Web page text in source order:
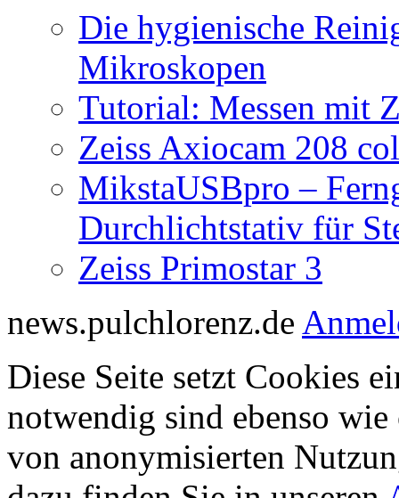
Die hygienische
Mikroskopen
Tutorial: Messen mit
Zeiss Axiocam 208
MikstaUSBpro –
Durchlichtstativ für
Zeiss Primostar 3
news.pulchlorenz.de
Diese Seite setzt Cookies
notwendig sind ebenso
von anonymisierten